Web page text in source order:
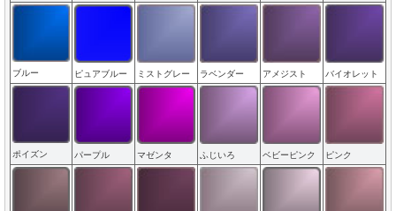
ブルー ピュアブルー ミストグレー ラベンダー アメジスト バイオレット
ポイズン パープル マゼンタ ふじいろ ベビーピンク ピンク